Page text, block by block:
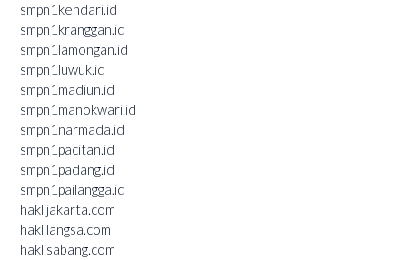
smpn1kendari.id
smpn1kranggan.id
smpn1lamongan.id
smpn1luwuk.id
smpn1madiun.id
smpn1manokwari.id
smpn1narmada.id
smpn1pacitan.id
smpn1padang.id
smpn1pailangga.id
haklijakarta.com
haklilangsa.com
haklisabang.com